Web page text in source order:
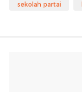
sekolah partai